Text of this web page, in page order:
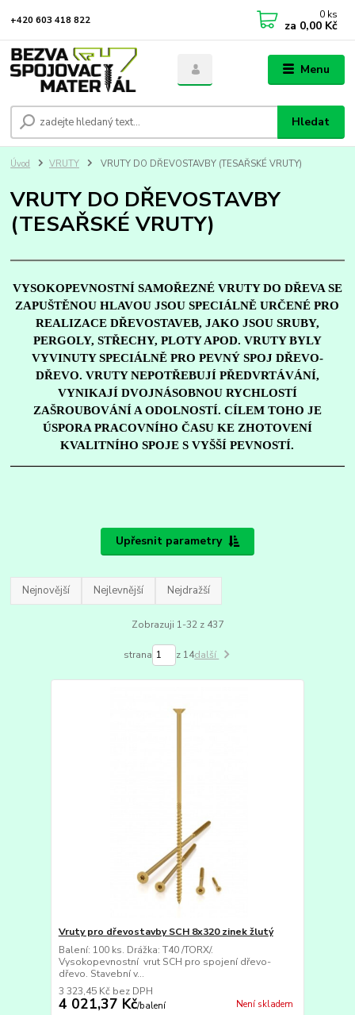
Menu
Hledat
+420 603 418 822 0 ks
za 0,00 Kč
Úvod VRUTY VRUTY DO DŘEVOSTAVBY (TESAŘSKÉ VRUTY)
VRUTY DO DŘEVOSTAVBY
(TESAŘSKÉ VRUTY)
VYSOKOPEVNOSTNÍ SAMOŘEZNÉ VRUTY DO DŘEVA SE
ZAPUŠTĚNOU HLAVOU JSOU SPECIÁLNĚ URČENÉ PRO
REALIZACE DŘEVOSTAVEB, JAKO JSOU SRUBY,
PERGOLY, STŘECHY, PLOTY APOD. VRUTY BYLY
VYVINUTY SPECIÁLNĚ PRO PEVNÝ SPOJ DŘEVO-
DŘEVO. VRUTY NEPOTŘEBUJÍ PŘEDVRTÁVÁNÍ,
VYNIKAJÍ DVOJNÁSOBNOU RYCHLOSTÍ
ZAŠROUBOVÁNÍ A ODOLNOSTÍ. CÍLEM TOHO JE
ÚSPORA PRACOVNÍHO ČASU KE ZHOTOVENÍ
KVALITNÍHO SPOJE S VYŠŠÍ PEVNOSTÍ.
Upřesnit parametry
Nejnovější Nejlevnější Nejdražší
Zobrazuji 1-32 z 437
strana z 14další
Vruty pro dřevostavby SCH 8x320 zinek žlutý
Balení: 100 ks. Drážka: T40 /TORX/.
Vysokopevnostní vrut SCH pro spojení dřevo-
dřevo. Stavební v...
4 021,37 Kč/balení
3 323,45 Kč bez DPH
Není skladem